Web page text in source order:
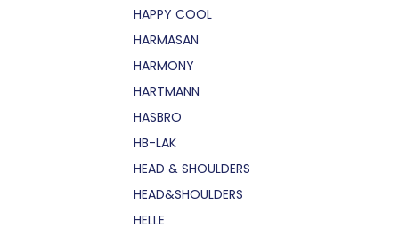
HAPPY COOL
HARMASAN
HARMONY
HARTMANN
HASBRO
HB-LAK
HEAD & SHOULDERS
HEAD&SHOULDERS
HELLE